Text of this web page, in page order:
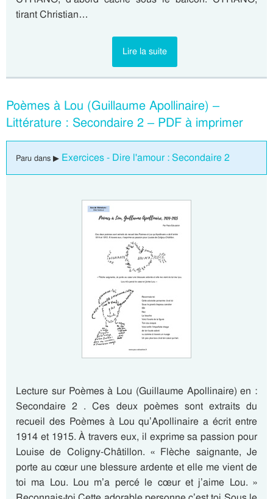
tirant Christian…
Lire la suite
Poèmes à Lou (Guillaume Apollinaire) –
Littérature : Secondaire 2 – PDF à imprimer
Paru dans ▶ Exercices - Dire l'amour : Secondaire 2
Lecture sur Poèmes à Lou (Guillaume Apollinaire) en :
Secondaire 2 . Ces deux poèmes sont extraits du
recueil des Poèmes à Lou qu’Apollinaire a écrit entre
1914 et 1915. À travers eux, il exprime sa passion pour
Louise de Coligny-Châtillon. « Flèche saignante, Je
porte au cœur une blessure ardente et elle me vient de
toi ma Lou. Lou m’a percé le cœur et j’aime Lou. »